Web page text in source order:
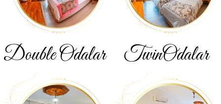
DoubleOdalar TwinOdalar